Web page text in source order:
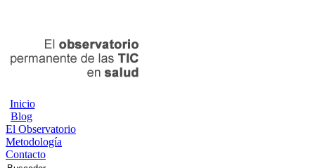
Inicio
Blog
El Observatorio
Metodología
Contacto